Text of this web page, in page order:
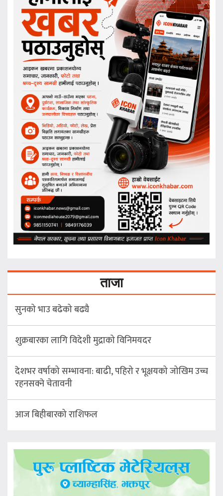
ताजा
सुनको भाउ बढेको बढ्यै
शुक्रबारका लागि विदेशी मुद्राको विनिमयदर
देशभर वर्षाको सम्भावना: बाढी, पहिरो र भूक्षयको जोखिम उच्च
रहनसक्ने चेतावनी
आज बिहीबारको राशिफल